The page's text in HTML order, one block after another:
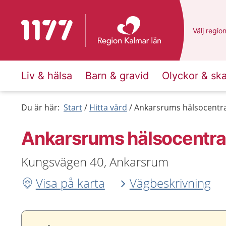
Till startsidan för 1177 Du har
Välj en
region
Liv & hälsa Barn & gravid Olyckor &
Du är här: Start Hitta vård Ankarsrums
Ankarsrums
Kungsvägen 40, Ankarsrum
Visa på karta
Vägbeskrivning